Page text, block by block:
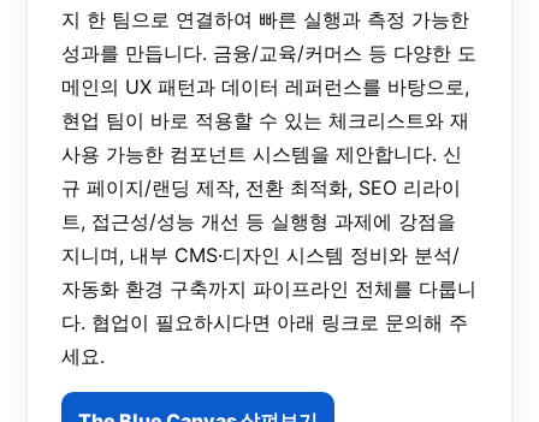
지 한 팀으로 연결하여 빠른 실행과 측정 가능한
성과를 만듭니다. 금융/교육/커머스 등 다양한 도
메인의 UX 패턴과 데이터 레퍼런스를 바탕으로,
현업 팀이 바로 적용할 수 있는 체크리스트와 재
사용 가능한 컴포넌트 시스템을 제안합니다. 신
규 페이지/랜딩 제작, 전환 최적화, SEO 리라이
트, 접근성/성능 개선 등 실행형 과제에 강점을
지니며, 내부 CMS·디자인 시스템 정비와 분석/
자동화 환경 구축까지 파이프라인 전체를 다룹니
다. 협업이 필요하시다면 아래 링크로 문의해 주
세요.